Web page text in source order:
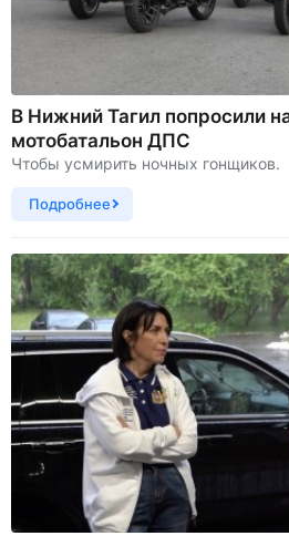
В Нижний Тагил попросили
мотобатальон ДПС
Чтобы усмирить ночных гонщиков.
Подробнее